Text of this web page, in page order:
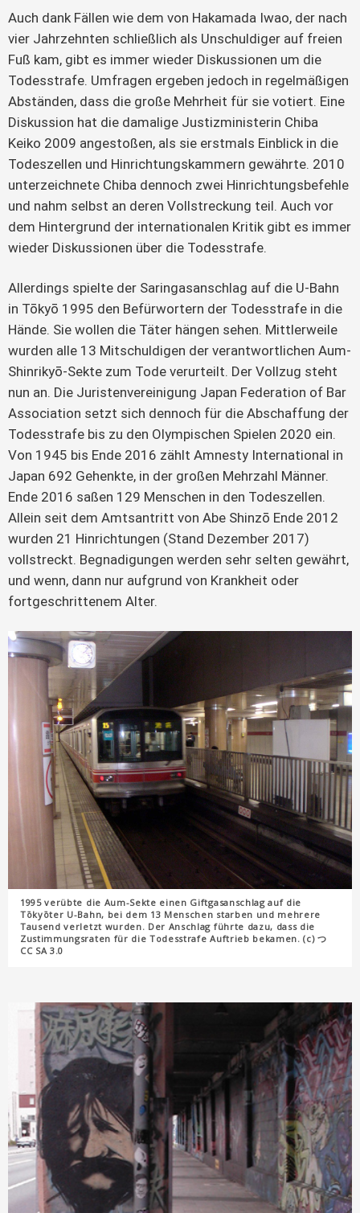
Auch dank Fällen wie dem von Hakamada Iwao, der nach
vier Jahrzehnten schließlich als Unschuldiger auf freien
Fuß kam, gibt es immer wieder Diskussionen um die
Todesstrafe. Umfragen ergeben jedoch in regelmäßigen
Abständen, dass die große Mehrheit für sie votiert. Eine
Diskussion hat die damalige Justizministerin Chiba
Keiko 2009 angestoßen, als sie erstmals Einblick in die
Todeszellen und Hinrichtungskammern gewährte. 2010
unterzeichnete Chiba dennoch zwei Hinrichtungsbefehle
und nahm selbst an deren Vollstreckung teil. Auch vor
dem Hintergrund der internationalen Kritik gibt es immer
wieder Diskussionen über die Todesstrafe.
Allerdings spielte der Saringasanschlag auf die U-Bahn
in Tōkyō 1995 den Befürwortern der Todesstrafe in die
Hände. Sie wollen die Täter hängen sehen. Mittlerweile
wurden alle 13 Mitschuldigen der verantwortlichen Aum-
Shinrikyō-Sekte zum Tode verurteilt. Der Vollzug steht
nun an. Die Juristenvereinigung Japan Federation of Bar
Association setzt sich dennoch für die Abschaffung der
Todesstrafe bis zu den Olympischen Spielen 2020 ein.
Von 1945 bis Ende 2016 zählt Amnesty International in
Japan 692 Gehenkte, in der großen Mehrzahl Männer.
Ende 2016 saßen 129 Menschen in den Todeszellen.
Allein seit dem Amtsantritt von Abe Shinzō Ende 2012
wurden 21 Hinrichtungen (Stand Dezember 2017)
vollstreckt. Begnadigungen werden sehr selten gewährt,
und wenn, dann nur aufgrund von Krankheit oder
fortgeschrittenem Alter.
1995 verübte die Aum-Sekte einen Giftgasanschlag auf die
Tōkyōter U-Bahn, bei dem 13 Menschen starben und mehrere
Tausend verletzt wurden. Der Anschlag führte dazu, dass die
Zustimmungsraten für die Todesstrafe Auftrieb bekamen. (c) つ
CC SA 3.0